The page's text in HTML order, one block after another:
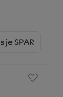
je SPAR